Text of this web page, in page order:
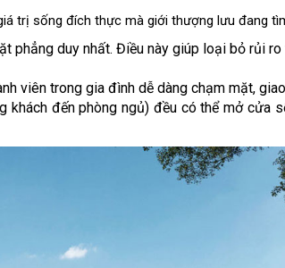
trị sống đích thực mà giới thượng lưu đang
phẳng duy nhất. Điều này giúp loại bỏ rủi
viên trong gia đình dễ dàng chạm mặt,
khách đến phòng ngủ) đều có thể mở cửa